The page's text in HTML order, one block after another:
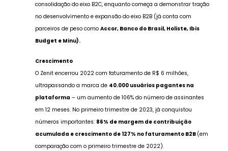
consolidação do eixo B2C, enquanto começa a demonstrar tração
no desenvolvimento e expansão do eixo B2B (já conta com
parceiros de peso como Accor, Banco do Brasil, Holiste, Ibis
Budget e Minu).
Crescimento
O Zenit encerrou 2022 com faturamento de R$ 6 milhões,
ultrapassando a marca de 40.000 usuários pagantes na
plataforma – um aumento de 106% do número de assinantes
em 12 meses. No primeiro trimestre de 2023, já conquistou
números importantes: 86% de margem de contribuição
acumulada e crescimento de 127% no faturamento B2B (em
comparação com o primeiro trimestre de 2022).